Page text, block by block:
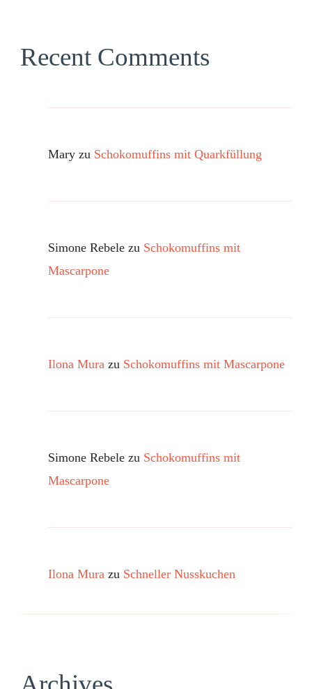
Recent Comments
Mary zu Schokomuffins mit Quarkfüllung
Simone Rebele zu Schokomuffins mit
Mascarpone
Ilona Mura zu Schokomuffins mit Mascarpone
Simone Rebele zu Schokomuffins mit
Mascarpone
Ilona Mura zu Schneller Nusskuchen